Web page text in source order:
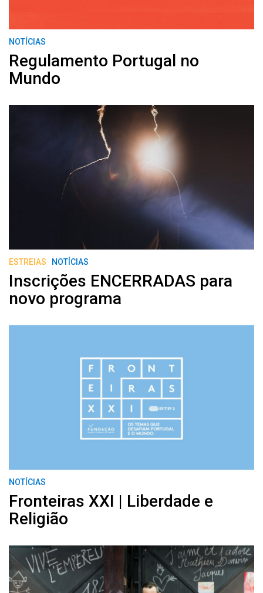
NOTÍCIAS
Regulamento Portugal no
Mundo
ESTREIAS NOTÍCIAS
Inscrições ENCERRADAS para
novo programa
NOTÍCIAS
Fronteiras XXI | Liberdade e
Religião